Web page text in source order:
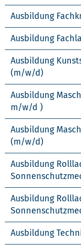
Ausbildung
Ausbildung
Ausbildung
(m/w/d)
Ausbildung
m/w/d )
Ausbildung
(m/w/d)
Ausbildung
Ausbildung
Ausbildung